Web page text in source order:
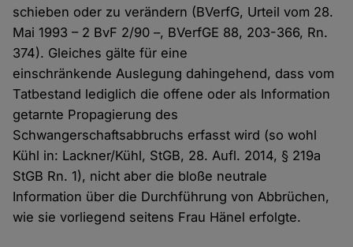
schieben oder zu verändern (BVerfG, Urteil vom 28.
Mai 1993 – 2 BvF 2/90 –, BVerfGE 88, 203-366, Rn.
374). Gleiches gälte für eine
einschränkende Auslegung dahingehend, dass vom
Tatbestand lediglich die offene oder als Information
getarnte Propagierung des
Schwangerschaftsabbruchs erfasst wird (so wohl
Kühl in: Lackner/Kühl, StGB, 28. Aufl. 2014, § 219a
StGB Rn. 1), nicht aber die bloße neutrale
Information über die Durchführung von Abbrüchen,
wie sie vorliegend seitens Frau Hänel erfolgte.